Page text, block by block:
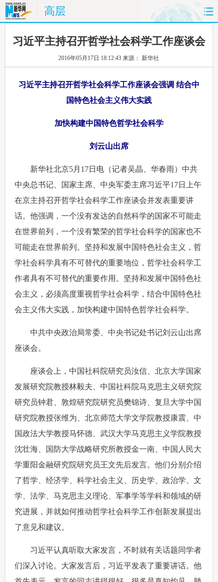
高层
首页 时政 国际 财经
体育 人事
时尚 思客 地方 法治
旅游 健康 信息化 数据
富媒体 摄影 新华广播
新华电视中文 新华电视英文 返回PC
习近平主持召开哲学社会科学工作座谈会
2016年05月17日 18:12:43来源： 新华社
习近平主持召开哲学社会科学工作座谈会强调 结合中
国特色社会主义伟大实践
加快构建中国特色哲学社会科学
刘云山出席
新华社北京5月17日电（记者吴晶、华春雨）中共
中央总书记、国家主席、中央军委主席习近平17日上午
在京主持召开哲学社会科学工作座谈会并发表重要讲
话。他强调，一个没有发达的自然科学的国家不可能走
在世界前列，一个没有繁荣的哲学社会科学的国家也不
可能走在世界前列。坚持和发展中国特色社会主义，哲
学社会科学具有不可替代的重要地位，哲学社会科学工
作者具有不可替代的重要作用。坚持和发展中国特色社
会主义，必须高度重视哲学社会科学，结合中国特色社
会主义伟大实践，加快构建中国特色哲学社会科学。
中共中央政治局常委、中央书记处书记刘云山出席
座谈会。
座谈会上，中国社科院研究员汝信、北京大学国家
发展研究院教授林毅夫、中国社科院马克思主义研究院
研究员钟君、敦煌研究院研究员樊锦诗、复旦大学中国
研究院教授张维为、北京师范大学文学院教授康震、中
国政法大学教授马怀德、武汉大学马克思主义学院教授
沈壮海、国防大学战略研究所教授金一南、中国人民大
学重阳金融研究院研究员王文先后发言。他们分别介绍
了哲学、经济学、科学社会主义、历史学、政治学、文
学、法学、马克思主义理论、军事学等学科和领域的研
究进展，并就如何推动哲学社会科学工作创新发展提出
了意见和建议。
习近平认真听取大家发言，不时就有关话题同学者
们深入讨论。大家发言后，习近平发表了重要讲话。他